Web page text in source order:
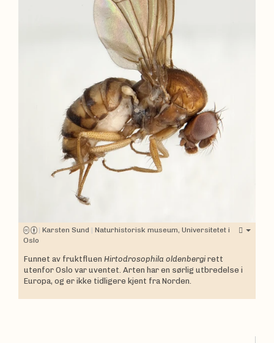
| Karsten Sund | Naturhistorisk museum, Universitetet i
Oslo
Funnet av fruktfluen Hirtodrosophila oldenbergi rett
utenfor Oslo var uventet. Arten har en sørlig utbredelse i
Europa, og er ikke tidligere kjent fra Norden.